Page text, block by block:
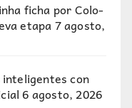
ficha por Colo-
etapa7 agosto,
inteligentes con
6 agosto, 2026